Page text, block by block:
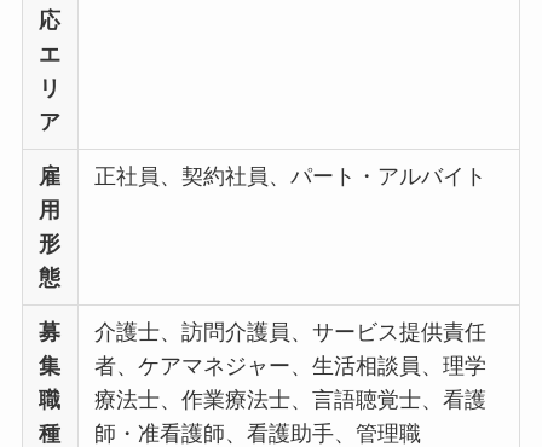
応
エ
リ
ア
雇
用
形
態
正社員、契約社員、パート・アルバイト
募
集
職
種
介護士、訪問介護員、サービス提供責任
者、ケアマネジャー、生活相談員、理学
療法士、作業療法士、言語聴覚士、看護
師・准看護師、看護助手、管理職